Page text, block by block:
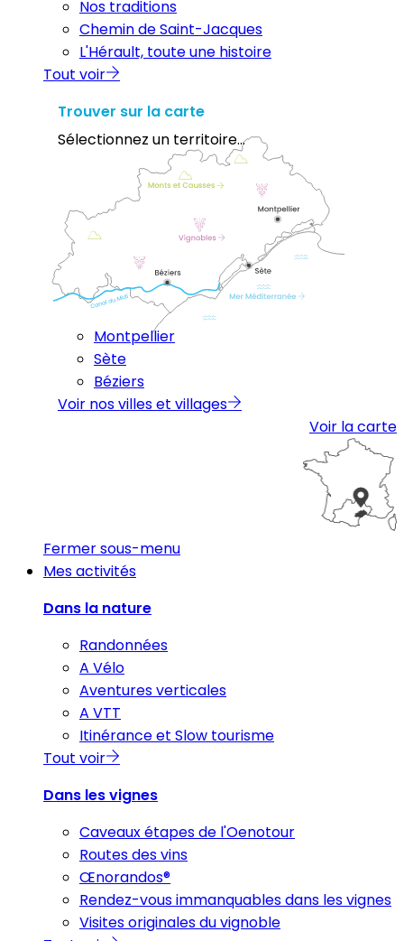
Nos traditions
Chemin de Saint-Jacques
L'Hérault, toute une histoire
Tout voir
Trouver sur la carte
Sélectionnez un territoire...
Montpellier
Sète
Béziers
Voir nos villes et villages
Voir la carte
Fermer sous-menu
Mes activités
Dans la nature
Randonnées
A Vélo
Aventures verticales
A VTT
Itinérance et Slow tourisme
Tout voir
Dans les vignes
Caveaux étapes de l'Oenotour
Routes des vins
Œnorandos®
Rendez-vous immanquables dans les vignes
Visites originales du vignoble